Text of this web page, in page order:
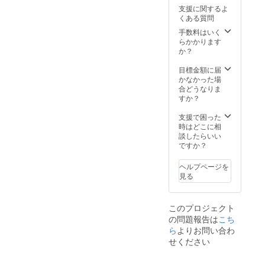
メント
等もご
記載い
ただけ
ポート
にその
まま掲
だきま
す。
（機種
依存文
序良俗
に反す
るもの
以外）
ターン
につい
て】
1,000
円、
れるお
名前を
ご記入
くださ
い ロゴ
ナーな
どの画
像の受
け渡し
ては、
プロ
ジェク
ト終了
送りす
るメー
ルをご
い。
支援に関するよ
くある質問
手数料はいく
らかかります
か？
目標金額に届
かなかった場
合どうなりま
すか？
支援で困った
時はどこに相
談したらいい
ですか？
ヘルプページを
見る
このプロジェクト
の問題報告はこち
ら よりお問い合わ
せください